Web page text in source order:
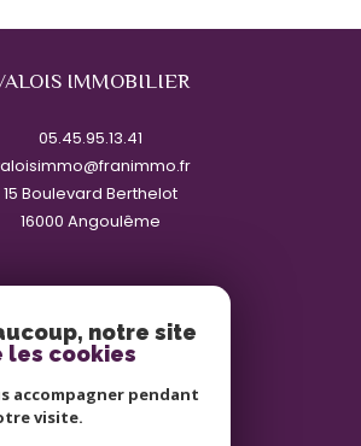
IMMOBILIER
05.45.95.13.41
15 Boulevard Berthelot
16000
angoulême
notre site
les cookies
accompagner pendant
visite.